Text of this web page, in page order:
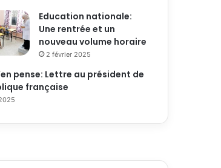
Education nationale:
Une rentrée et un
nouveau volume horaire
2 février 2025
pense: Lettre au président de
française